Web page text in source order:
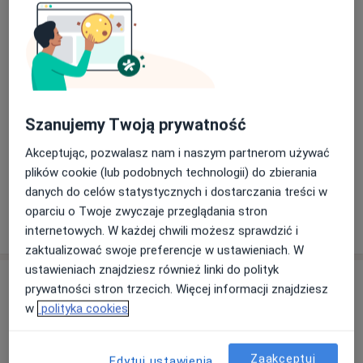
behawioralnej, racjonalną terapię zachowania, kurs z
terapii Simontona oraz EEG – Biofeedback.
Moje obszary pracy to:
-problemy związane z bezpłodnością,
-pomoc okołoporodowa,
-kryzysy życiowe, np. strata bliskich osób, choroba,
żałoba,
-niskie poczucie własnej wartości,
-trudności w komunikacji, relacje,
-konflikty, niezrozumienie,
-nieumiejętność stawiania granic, brak asertywności,
-stany emocjonalne: stres, depresja, smutek, obniżony
nastrój, napięcie, bezsilność, wstyd,
-nasilony lęk, nerwica, fobie, napady paniki, natrętne
myśli,
Zakres porad
Psychologia kliniczna
Psychoonkologia
Zaburzenia psychiczne
Depresja okołoporodowa/poporodowa
Depresja
Fobia społeczna
Kryzys +45a11y_sr_more_diseases
Pokaż więcejo doświadczeniu
Usługi i ceny
Konsultacja psychologiczna
Szanujemy Twoją prywatność
Akceptując, pozwalasz nam i naszym partnerom używać
plików cookie (lub podobnych technologii) do zbierania
danych do celów statystycznych i dostarczania treści w
oparciu o Twoje zwyczaje przeglądania stron
internetowych. W każdej chwili możesz sprawdzić i
zaktualizować swoje preferencje w ustawieniach. W
ustawieniach znajdziesz również linki do polityk
prywatności stron trzecich. Więcej informacji znajdziesz
w polityka cookies
Zaakceptuj